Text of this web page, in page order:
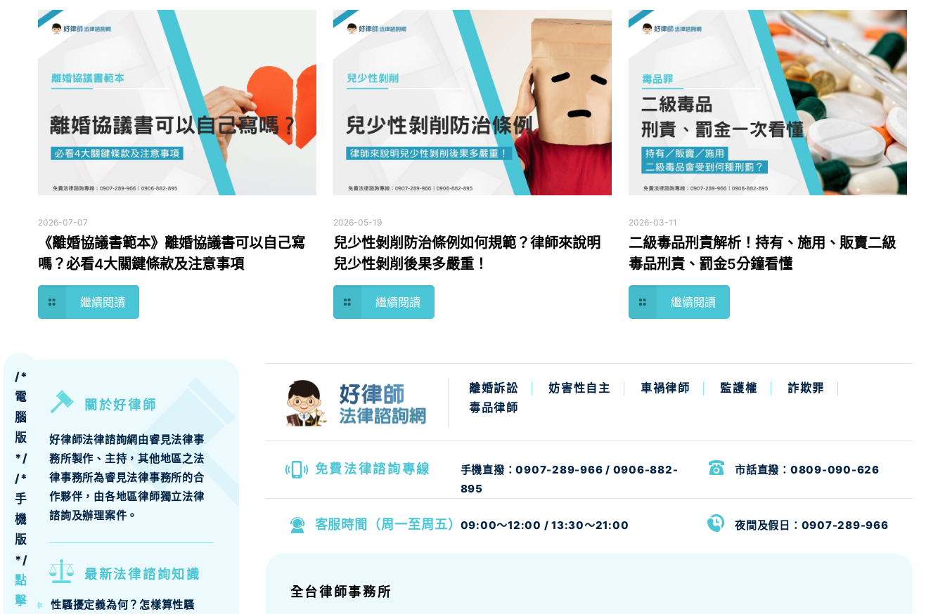
2026-07-07
《離婚協議書範本》離婚協議書可以自己寫
嗎？必看4大關鍵條款及注意事項
繼續閱讀
2026-05-19
兒少性剝削防治條例如何規範？律師來說明
兒少性剝削後果多嚴重！
繼續閱讀
2026-03-11
二級毒品刑責解析！持有、施用、販賣二級
毒品刑責、罰金5分鐘看懂
繼續閱讀
/*
電
腦
版
*/
/*
手
機
版
*/
點
擊
關於好律師
好律師法律諮詢網由睿見法律事
務所製作、主持，其他地區之法
律事務所為睿見法律事務所的合
作夥伴，由各地區律師獨立法律
諮詢及辦理案件。
最新法律諮詢知識
性騷擾定義為何？怎樣算性騷
離婚訴訟 妨害性自主 車禍律師 監護權
詐欺罪
毒品律師
免費法律諮詢專線 手機直撥：0907-289-966 / 0906-882-
895
市話直撥： 0809-090-626
客服時間（周一至周五）09:00～12:00 / 13:30～21:00 夜間及假日： 0907-289-966
全台律師事務所